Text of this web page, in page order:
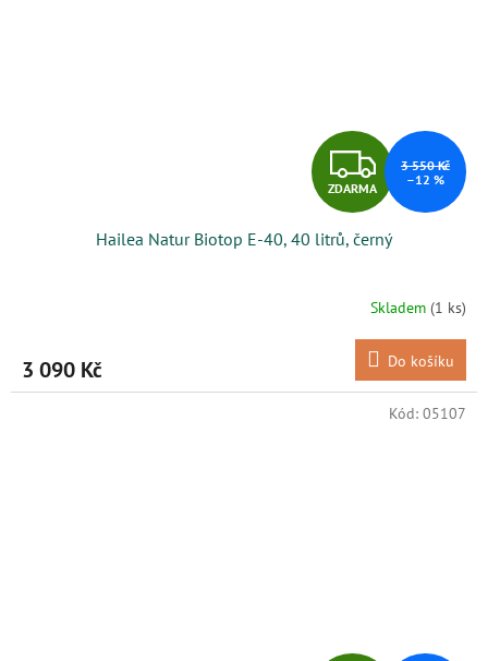
Z
D
A
R
M
A
ZDARMA
3 550 Kč
–12 %
Hailea Natur Biotop E-40, 40 litrů, černý
Skladem (1 ks)
3 090 Kč Do košíku
Kód: 05107